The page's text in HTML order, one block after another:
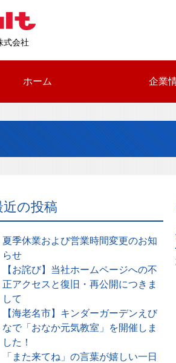
式会社
ホーム 企業
近の投稿
夏季休業および営業時間変更のお知
らせ
【お詫び】当社ホームページへの不
正アクセスと復旧・再公開につきま
して
【海老名市】キンダーガーデンえび
なで「おなか元気教室」を開催しま
した！
「また来てね」の言葉が嬉しい一日